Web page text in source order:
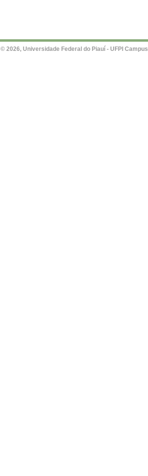
© 2026, Universidade Federal do Piauí - UFPI